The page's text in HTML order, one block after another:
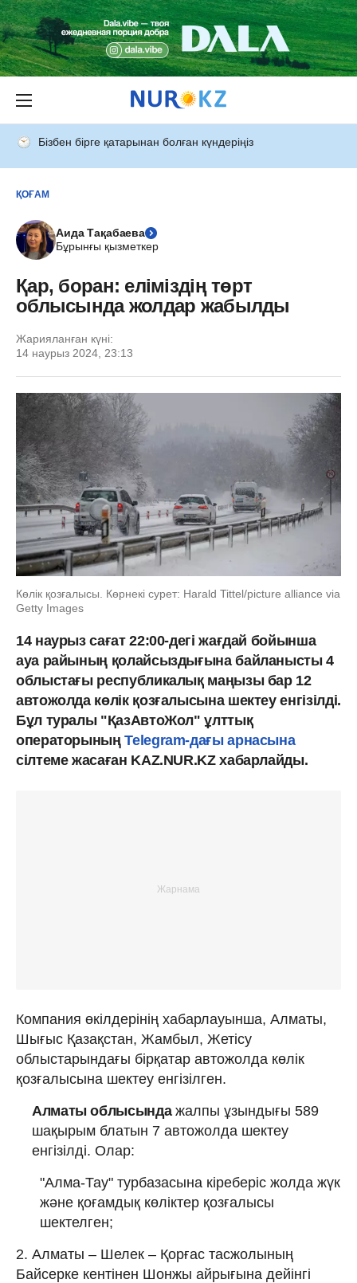
Бізбен бірге қатарынан болған күндеріңіз
ҚОҒАМ
Аида Тақабаева
Бұрынғы қызметкер
Қар, боран: еліміздің төрт
облысында жолдар жабылды
Жарияланған күні:
14 наурыз 2024, 23:13
Көлік қозғалысы. Көрнекі сурет: Harald Tittel/picture alliance via
Getty Images
14 наурыз сағат 22:00-дегі жағдай бойынша
ауа райының қолайсыздығына байланысты 4
облыстағы республикалық маңызы бар 12
автожолда көлік қозғалысына шектеу енгізілді.
Бұл туралы "ҚазАвтоЖол" ұлттық
операторыныңTelegram-дағы арнасына
сілтеме жасаған KAZ.NUR.KZ хабарлайды.
Компания өкілдерінің хабарлауынша, Алматы,
Шығыс Қазақстан, Жамбыл, Жетісу
облыстарындағы бірқатар автожолда көлік
қозғалысына шектеу енгізілген.
Алматы облысындажалпы ұзындығы 589
шақырым блатын 7 автожолда шектеу
енгізілді. Олар:
"Алма-Тау" турбазасына кіреберіс жолда жүк
және қоғамдық көліктер қозғалысы
шектелген;
2. Алматы – Шелек – Қорғас тасжолының
Байсерке кентінен Шонжы айрығына дейінгі